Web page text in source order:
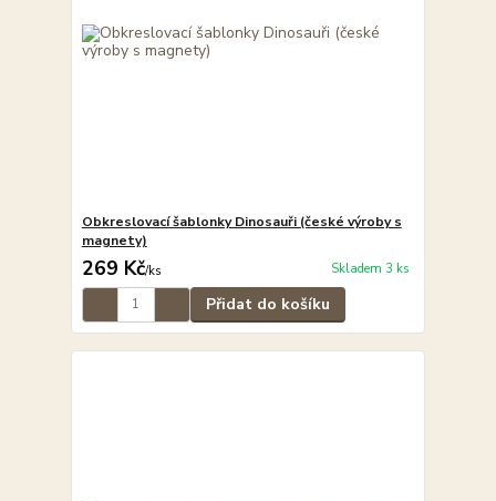
Obkreslovací šablonky Dinosauři (české výroby s
magnety)
269 Kč/ks Skladem 3 ks
Přidat do košíku